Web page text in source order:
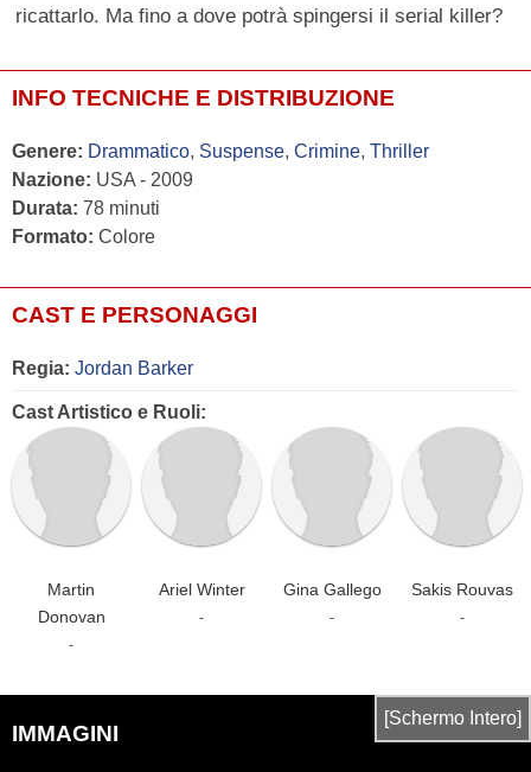
ricattarlo. Ma fino a dove potrà spingersi il serial killer?
INFO TECNICHE E DISTRIBUZIONE
Genere: Drammatico, Suspense, Crimine, Thriller
Nazione: USA - 2009
Durata: 78 minuti
Formato: Colore
CAST E PERSONAGGI
Regia: Jordan Barker
Cast Artistico e Ruoli:
Martin
Donovan
-
Ariel Winter
-
Gina Gallego
-
Sakis Rouvas
-
IMMAGINI
[Schermo Intero]